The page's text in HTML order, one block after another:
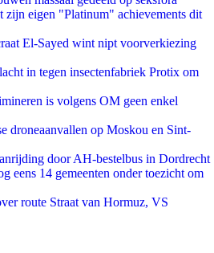
eigen "Platinum" achievements dit
El-Sayed wint nipt voorverkiezing
in tegen insectenfabriek Protix om
is volgens OM geen enkel
droneaanvallen op Moskou en Sint-
door AH-bestelbus in Dordrecht
eens 14 gemeenten onder toezicht om
route Straat van Hormuz, VS